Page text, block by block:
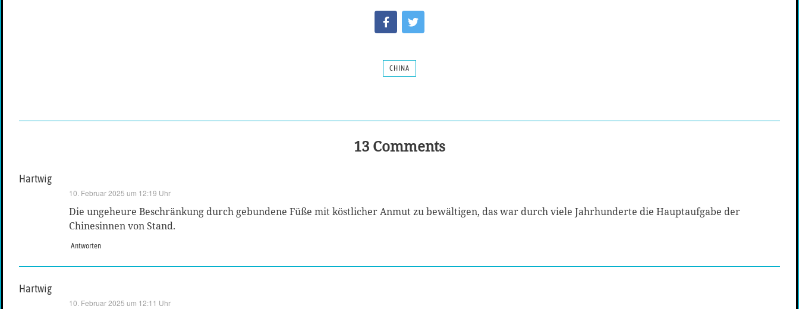
CHINA
13 Comments
Hartwig
10. Februar 2025 um 12:19 Uhr
Die ungeheure Beschränkung durch gebundene Füße mit köstlicher Anmut zu bewältigen, das war durch viele Jahrhunderte die Hauptaufgabe der
Chinesinnen von Stand.
Antworten
Hartwig
10. Februar 2025 um 12:11 Uhr